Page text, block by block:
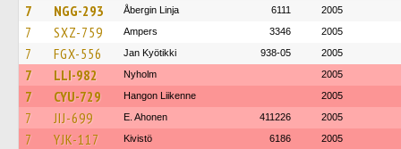
7 NGG-293 Åbergin Linja 6111 2005
7 SXZ-759 Ampers 3346 2005
7 FGX-556 Jan Kyötikki 938-05 2005
7 LLI-982 Nyholm 2005
7 CYU-729 Hangon Liikenne 2005
7 JIJ-699 E. Ahonen 411226 2005
7 YJK-117 Kivistö 6186 2005